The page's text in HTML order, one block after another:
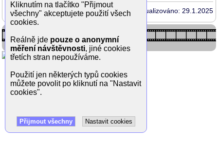
Aktualizováno: 29.1.2025
Kliknutím na tlačítko "Přijmout
všechny" akceptujete použití všech
cookies.
Reálně jde pouze o anonymní
měření návštěvnosti, jiné cookies
třetích stran nepoužíváme.
Použití jen některých typů cookies
můžete povolit po kliknutí na "Nastavit
cookies".
Přijmout všechny Nastavit cookies